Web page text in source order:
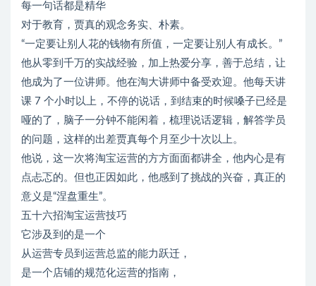
每一句话都是精华
对于教育，贾真的观念务实、朴素。
“一定要让别人花的钱物有所值，一定要让别人有成长。”
他从零到千万的实战经验，加上热爱分享，善于总结，让
他成为了一位讲师。他在淘大讲师中备受欢迎。他每天讲
课 7 个小时以上，不停的说话，到结束的时候嗓子已经是
哑的了，脑子一分钟不能闲着，梳理说话逻辑，解答学员
的问题，这样的出差贾真每个月至少十次以上。
他说，这一次将淘宝运营的方方面面都讲全，他内心是有
点忐忑的。但也正因如此，他感到了挑战的兴奋，真正的
意义是“涅盘重生”。
五十六招淘宝运营技巧
它涉及到的是一个
从运营专员到运营总监的能力跃迁，
是一个店铺的规范化运营的指南，